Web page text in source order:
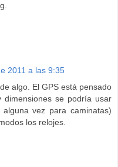
2011 a las 9:35
algo. El GPS está pensado
se podría usar
vez para caminatas)
los relojes.